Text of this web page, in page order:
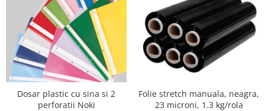
Dosar plastic cu sina si 2
perforatii Noki
Folie stretch manuala, neagra,
23 microni, 1.3 kg/rola